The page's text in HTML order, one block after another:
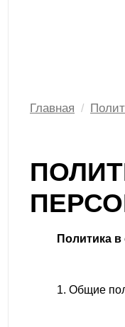
Главная
Политика в
1. Общие